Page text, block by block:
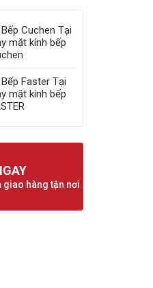
Cuchen Tại
mặt kính bếp
Faster Tại
mặt kính bếp
giao hàng tận nơi